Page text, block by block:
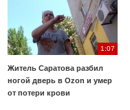
1:07
Житель Саратова разбил
ногой дверь в Ozon и умер
от потери крови